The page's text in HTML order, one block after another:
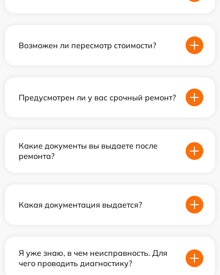
Возможен ли пересмотр стоимости?
Предусмотрен ли у вас срочный ремонт?
Какие документы вы выдаете после
ремонта?
Какая документация выдается?
Я уже знаю, в чем неисправность. Для
чего проводить диагностику?